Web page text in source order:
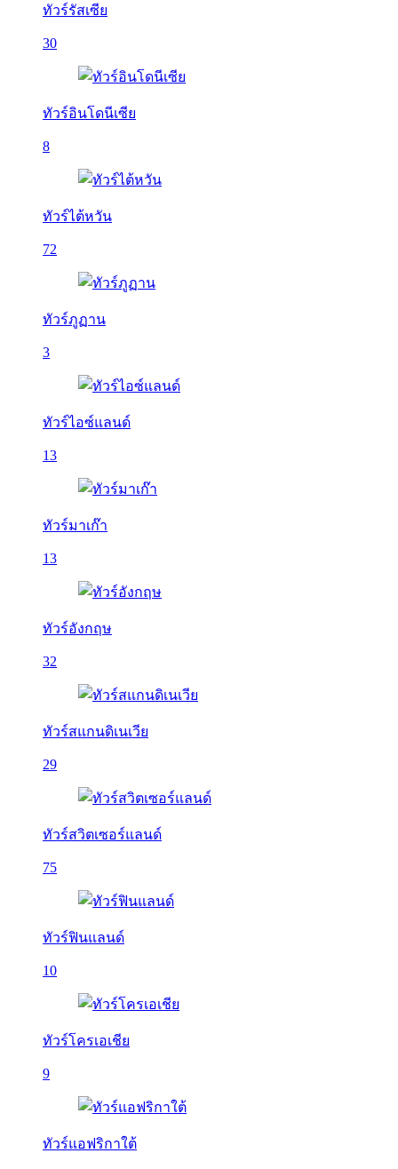
ทัวร์รัสเซีย
30
ทัวร์อินโดนีเซีย
8
ทัวร์ไต้หวัน
72
ทัวร์ภูฏาน
3
ทัวร์ไอซ์แลนด์
13
ทัวร์มาเก๊า
13
ทัวร์อังกฤษ
32
ทัวร์สแกนดิเนเวีย
29
ทัวร์สวิตเซอร์แลนด์
75
ทัวร์ฟินแลนด์
10
ทัวร์โครเอเชีย
9
ทัวร์แอฟริกาใต้